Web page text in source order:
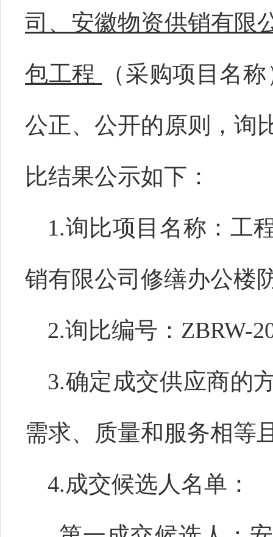
司、安徽物资供销有限
包工程
（采购项目名
公正、公开的原则，询
比结果公示如下：
1.询比项目名称： 工
销有限公司修缮办公楼
2.询比编号： ZBRW-
3.确定成交供应商的
需求、质量和服务相等
4.成交候选人名单：